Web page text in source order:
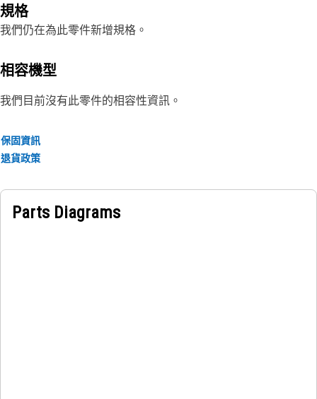
規格
我們仍在為此零件新增規格。
相容機型
我們目前沒有此零件的相容性資訊。
保固資訊
退貨政策
Parts Diagrams